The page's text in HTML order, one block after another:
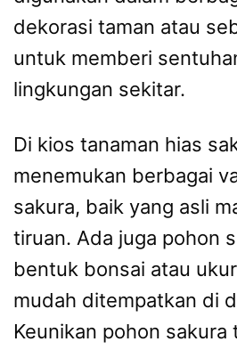
dekorasi taman atau
untuk memberi
lingkungan sekitar.
Di kios tanaman hias
menemukan berbagai
sakura, baik yang asli
tiruan. Ada juga pohon
bentuk bonsai atau
mudah ditempatkan di
Keunikan pohon sakura